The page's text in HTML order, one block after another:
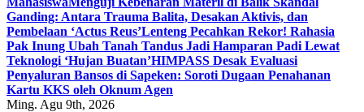
Ganding: Antara Trauma Balita, Desakan Aktivis, dan
Pembelaan ‘Actus Reus’Lenteng Pecahkan Rekor! Rahasia
Pak Inung Ubah Tanah Tandus Jadi Hamparan Padi Lewat
Teknologi ‘Hujan Buatan’HIMPASS Desak Evaluasi
Penyaluran Bansos di Sapeken: Soroti Dugaan Penahanan
Kartu KKS oleh Oknum Agen
Ming. Agu 9th, 2026